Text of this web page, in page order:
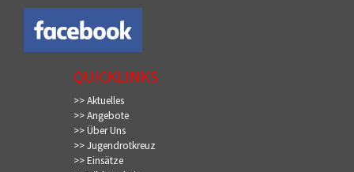
QUICKLINKS
>> Aktuelles
>> Angebote
>> Über Uns
>> Jugendrotkreuz
>> Einsätze